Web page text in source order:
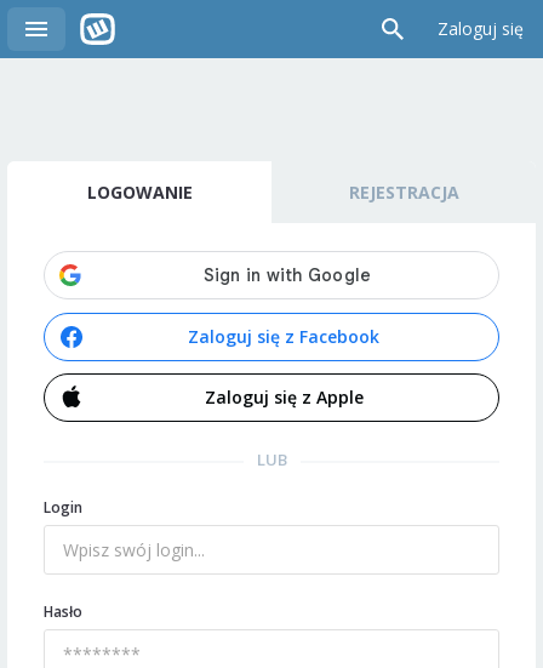
Zaloguj się
LOGOWANIE REJESTRACJA
Zaloguj się z Facebook
Zaloguj się z Apple
LUB
Login
Hasło